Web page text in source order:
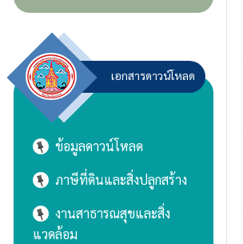
เอกสารดาวน์โหลด
ข้อมูลดาวน์โหลด
ภาษีที่ดินและสิ่งปลูกสร้าง
งานสาธารณสุขและสิ่ง
แวดล้อม